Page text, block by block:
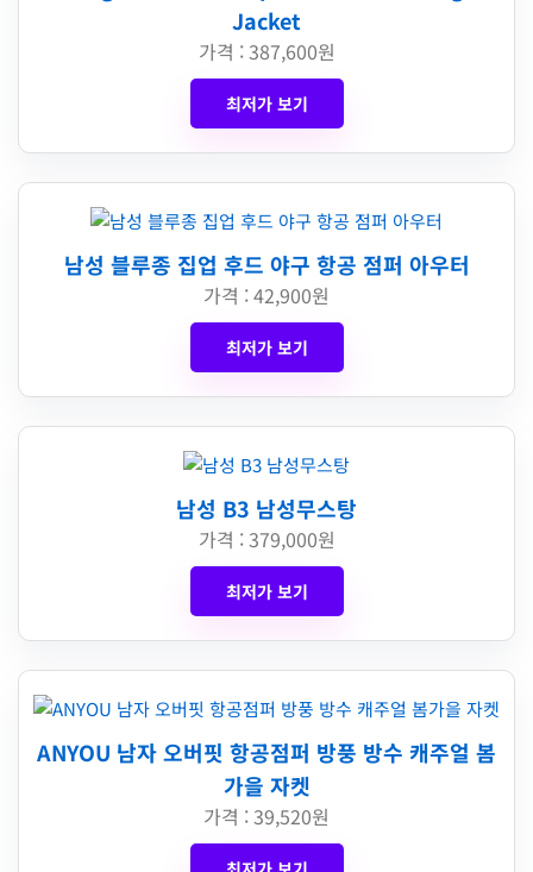
Jacket
가격 : 387,600원
최저가 보기
남성 블루종 집업 후드 야구 항공 점퍼 아우터
가격 : 42,900원
최저가 보기
남성 B3 남성무스탕
가격 : 379,000원
최저가 보기
ANYOU 남자 오버핏 항공점퍼 방풍 방수 캐주얼 봄
가을 자켓
가격 : 39,520원